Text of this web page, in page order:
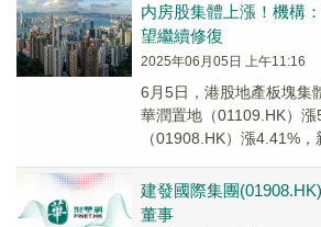
内房股集體上漲！機構
望繼續修復
2025年06月05日 上午11:16
6月5日，港股地產板塊集
華潤置地（01109.HK）
（01908.HK）漲4.41%，
建發國際集團
董事